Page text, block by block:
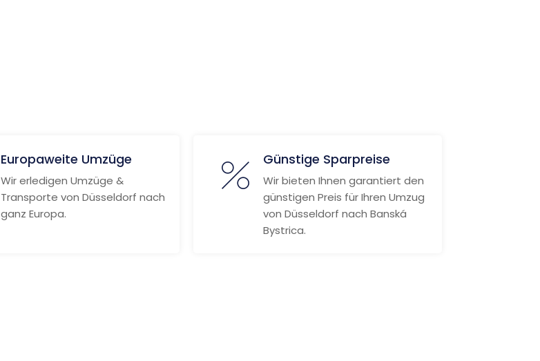
Europaweite Umzüge
Wir erledigen Umzüge &
Transporte von Düsseldorf nach
ganz Europa.
Günstige Sparpreise
Wir bieten Ihnen garantiert den
günstigen Preis für Ihren Umzug
von Düsseldorf nach Banská
Bystrica.